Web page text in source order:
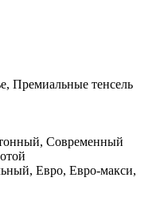
Премиальные тенсель
Современный
Евро, Евро-макси,